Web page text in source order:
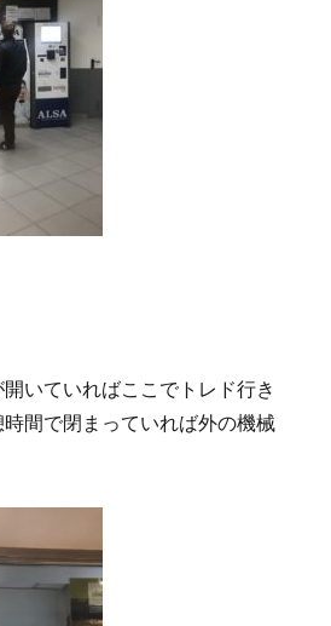
いていればここでトレド行き
間で閉まっていれば外の機械